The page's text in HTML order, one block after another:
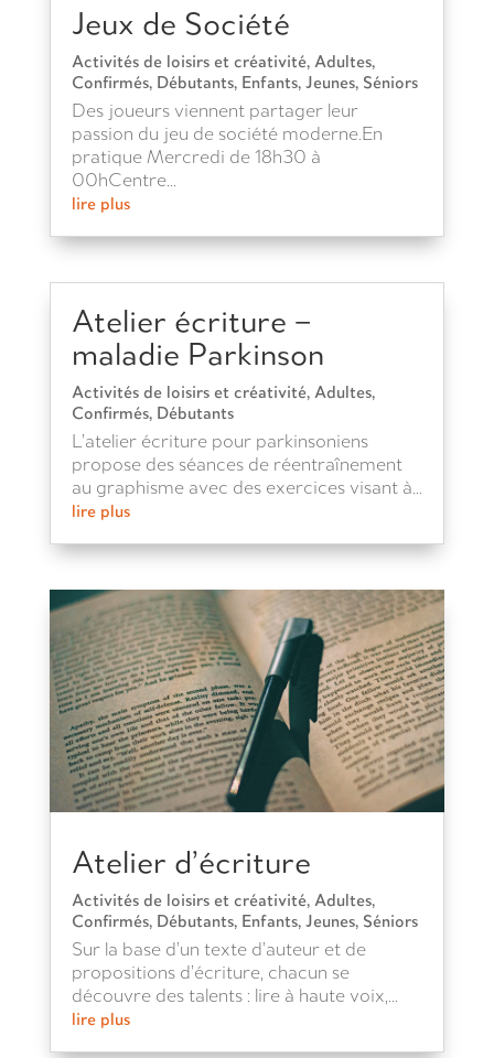
Jeux de Société
Activités de loisirs et créativité, Adultes,
Confirmés, Débutants, Enfants, Jeunes, Séniors
Des joueurs viennent partager leur
passion du jeu de société moderne.En
pratique Mercredi de 18h30 à
00hCentre...
lire plus
Atelier écriture –
maladie Parkinson
Activités de loisirs et créativité, Adultes,
Confirmés, Débutants
L’atelier écriture pour parkinsoniens
propose des séances de réentraînement
au graphisme avec des exercices visant à...
lire plus
Atelier d’écriture
Activités de loisirs et créativité, Adultes,
Confirmés, Débutants, Enfants, Jeunes, Séniors
Sur la base d’un texte d’auteur et de
propositions d’écriture, chacun se
découvre des talents : lire à haute voix,...
lire plus